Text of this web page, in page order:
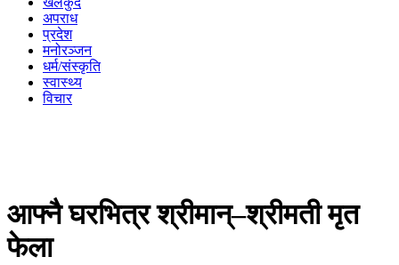
अपराध
प्रदेश
मनोरञ्जन
धर्म/संस्कृति
स्वास्थ्य
विचार
आफ्नै घरभित्र श्रीमान्–श्रीमती मृत
फेला